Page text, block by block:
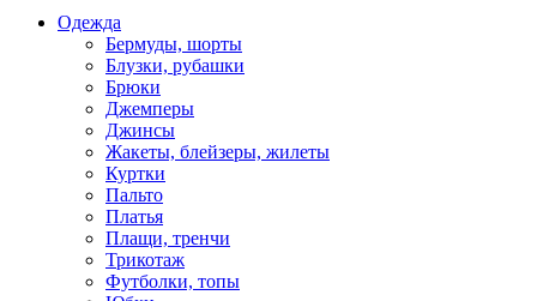
Одежда
Бермуды, шорты
Блузки, рубашки
Брюки
Джемперы
Джинсы
Жакеты, блейзеры, жилеты
Куртки
Пальто
Платья
Плащи, тренчи
Трикотаж
Футболки, топы